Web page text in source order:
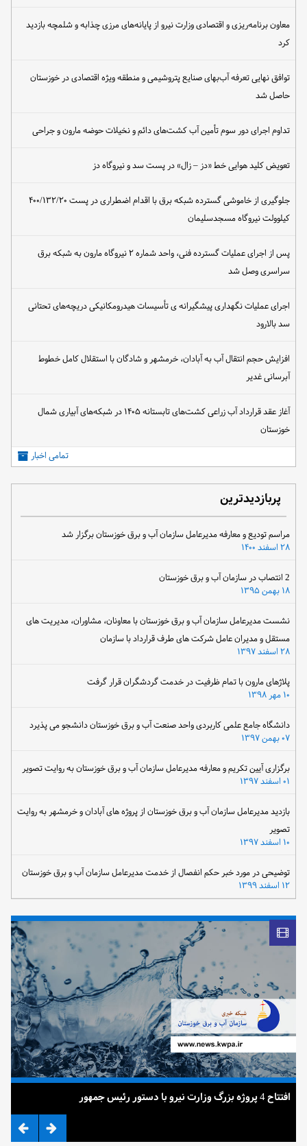
معاون برنامه‌ریزی و اقتصادی وزارت نیرو از پایانه‌های مرزی چذابه و شلمچه بازدید
کرد
توافق نهایی تعرفه آب‌بهای صنایع پتروشیمی و منطقه ویژه اقتصادی در خوزستان
حاصل شد
تداوم اجرای دور سوم تأمین آب کشت‌های دائم و نخیلات حوضه مارون و جراحی
تعویض کلید هوایی خط «دز – زال» در پست سد و نیروگاه دز
جلوگیری از خاموشی گسترده شبکه برق با اقدام اضطراری در پست ۴۰۰/۱۳۲/۲۰
کیلوولت نیروگاه مسجدسلیمان
پس از اجرای عملیات گسترده فنی، واحد شماره ۲ نیروگاه مارون به شبکه برق
سراسری وصل شد
اجرای عملیات نگهداری پیشگیرانه ی تأسیسات هیدرومکانیکی دریچه‌های تحتانی
سد بالارود
افزایش حجم انتقال آب به آبادان، خرمشهر و شادگان با استقلال کامل خطوط
آبرسانی غدیر
آغاز عقد قرارداد آب زراعی کشت‌های تابستانه ۱۴۰۵ در شبکه‌های آبیاری شمال
خوزستان
تمامی اخبار
پربازدیدترین
مراسم تودیع و معارفه مدیرعامل سازمان آب و برق خوزستان برگزار شد
۲۸ اسفند ۱۴۰۰
۱۸ بهمن ۱۳۹۵
نشست مدیرعامل سازمان آب و برق خوزستان با معاونان، مشاوران، مدیریت های
مستقل و مدیران عامل شرکت های طرف قرارداد با سازمان
۲۸ اسفند ۱۳۹۷
پلاژهای مارون با تمام ظرفیت در خدمت گردشگران قرار گرفت
دانشگاه جامع علمی کاربردی واحد صنعت آب و برق خوزستان دانشجو می پذیرد
۰۷ بهمن ۱۳۹۷
برگزاری آیین تکریم و معارفه مدیرعامل سازمان آب و برق خوزستان به روایت تصویر
بازدید مدیرعامل سازمان آب و برق خوزستان از پروژه های آبادان و خرمشهر به روایت
تصویر
توضیحی در مورد خبر حکم انفصال از خدمت مدیرعامل سازمان آب و برق خوزستان
۱۲ اسفند ۱۳۹۹
افتتاح 4 پروژه بزرگ وزارت نیرو با دستور رئیس جمهور